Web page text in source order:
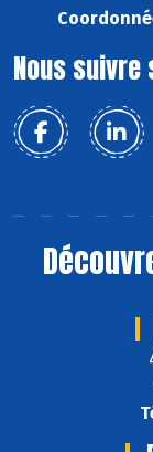
Nous suivre